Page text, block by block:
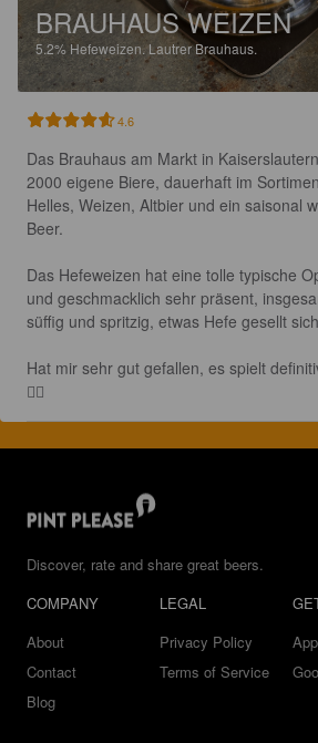
BRAUHAUS WEIZEN
5.2% Hefeweizen.Lautrer Brauhaus.
4.6
Das Brauhaus am Markt in
2000 eigene Biere, dauerhaft im
Helles, Weizen, Altbier und ein saisonal
Beer.
Das Hefeweizen hat eine tolle typische
und geschmacklich sehr präsent,
süffig und spritzig, etwas Hefe gesellt
Hat mir sehr gut gefallen, es spielt
👍🏼
Discover, rate and share great beers.
COMPANY
About
Contact
Blog
LEGAL
Privacy Policy
Terms of Service